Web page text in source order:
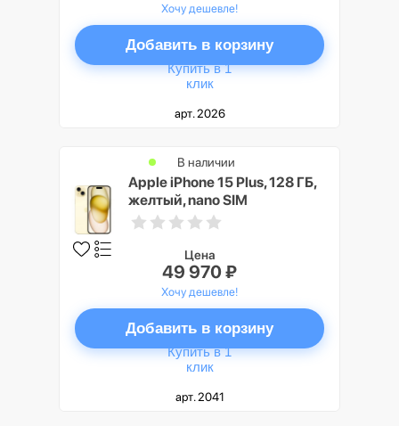
Хочу дешевле!
Добавить в корзину
Купить в 1
клик
арт. 2026
Apple iPhone 15 Plus, 128 ГБ,
желтый, nano SIM
В наличии
Цена
49 970 ₽
Хочу дешевле!
Добавить в корзину
Купить в 1
клик
арт. 2041